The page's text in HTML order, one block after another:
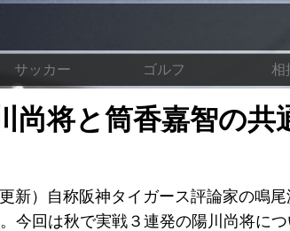
サッカー ゴルフ 相
尚将と筒香嘉智の共
新）自称阪神タイガース評論家の鳴
今回は秋で実戦３連発の陽川尚将につ